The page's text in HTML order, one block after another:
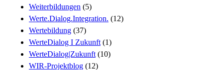
Weiterbildungen (5)
Werte.Dialog.Integration. (12)
Wertebildung (37)
WerteDialog I Zukunft (1)
WerteDialog|Zukunft (10)
WIR-Projektblog (12)